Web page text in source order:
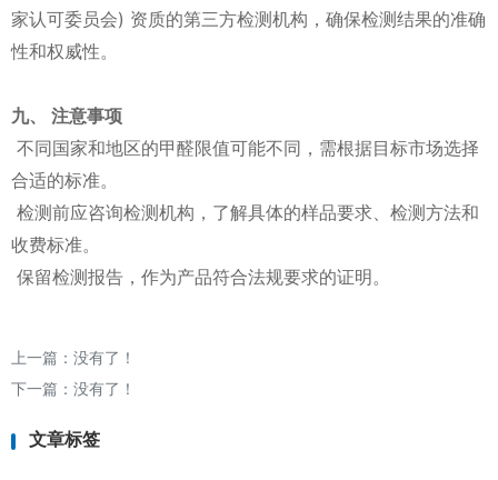
家认可委员会) 资质的第三方检测机构，确保检测结果的准确
性和权威性。
九、 注意事项
不同国家和地区的甲醛限值可能不同，需根据目标市场选择
合适的标准。
检测前应咨询检测机构，了解具体的样品要求、检测方法和
收费标准。
保留检测报告，作为产品符合法规要求的证明。
上一篇：没有了！
下一篇：没有了！
文章标签